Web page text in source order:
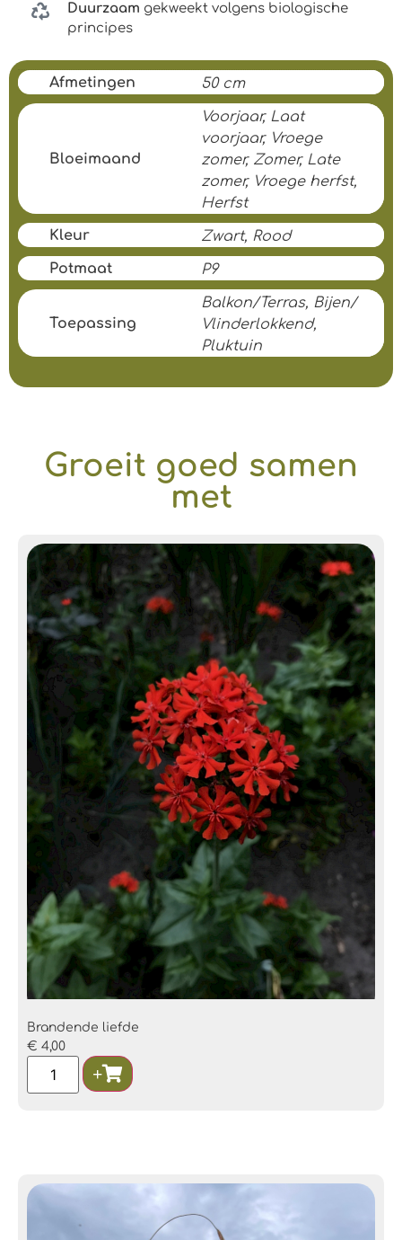
Duurzaam gekweekt volgens biologische
principes
Afmetingen 50 cm
Bloeimaand
Voorjaar, Laat
voorjaar, Vroege
zomer, Zomer, Late
zomer, Vroege herfst,
Herfst
Kleur
Zwart, Rood
Potmaat
P9
Toepassing
Balkon/Terras, Bijen/
Vlinderlokkend,
Pluktuin
Groeit goed samen
met
Brandende liefde
€ 4,00